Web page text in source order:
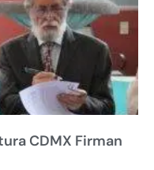
CDMX Firman